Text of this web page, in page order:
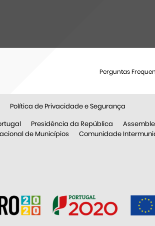
Perguntas
Política de Privacidade e Segurança
Presidência da República
de Municípios
Comunidade